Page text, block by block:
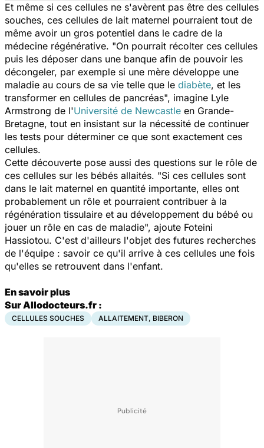
Et même si ces cellules ne s'avèrent pas être des cellules
souches, ces cellules de lait maternel pourraient tout de
même avoir un gros potentiel dans le cadre de la
médecine régénérative. "On pourrait récolter ces cellules
puis les déposer dans une banque afin de pouvoir les
décongeler, par exemple si une mère développe une
maladie au cours de sa vie telle que le diabète, et les
transformer en cellules de pancréas", imagine Lyle
Armstrong de l'Université de Newcastle en Grande-
Bretagne, tout en insistant sur la nécessité de continuer
les tests pour déterminer ce que sont exactement ces
cellules.
Cette découverte pose aussi des questions sur le rôle de
ces cellules sur les bébés allaités. "Si ces cellules sont
dans le lait maternel en quantité importante, elles ont
probablement un rôle et pourraient contribuer à la
régénération tissulaire et au développement du bébé ou
jouer un rôle en cas de maladie", ajoute Foteini
Hassiotou. C'est d'ailleurs l'objet des futures recherches
de l'équipe : savoir ce qu'il arrive à ces cellules une fois
qu'elles se retrouvent dans l'enfant.
En savoir plus
Sur Allodocteurs.fr :
CELLULES SOUCHES ALLAITEMENT, BIBERON